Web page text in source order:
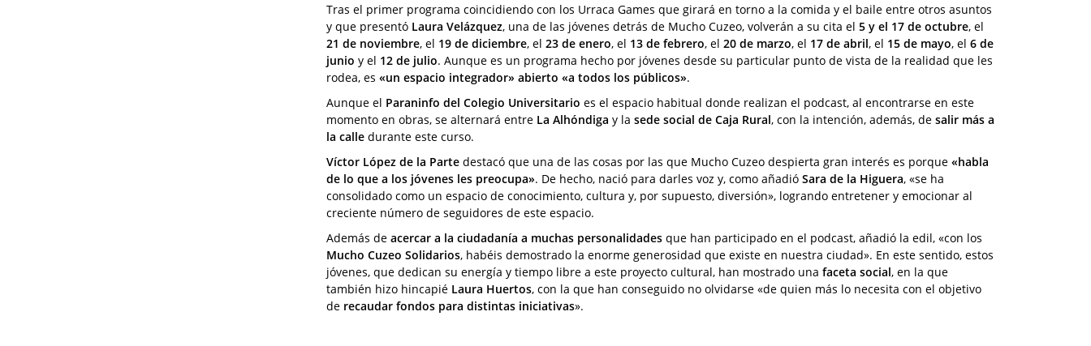
Tras el primer programa coincidiendo con los Urraca Games que girará en torno a la comida y el baile entre otros asuntos
y que presentó Laura Velázquez, una de las jóvenes detrás de Mucho Cuzeo, volverán a su cita el 5 y el 17 de octubre, el
21 de noviembre, el 19 de diciembre, el 23 de enero, el 13 de febrero, el 20 de marzo, el 17 de abril, el 15 de mayo, el 6 de
junio y el 12 de julio. Aunque es un programa hecho por jóvenes desde su particular punto de vista de la realidad que les
rodea, es «un espacio integrador» abierto «a todos los públicos».
Aunque el Paraninfo del Colegio Universitario es el espacio habitual donde realizan el podcast, al encontrarse en este
momento en obras, se alternará entre La Alhóndiga y la sede social de Caja Rural, con la intención, además, de salir más a
la calle durante este curso.
Víctor López de la Parte destacó que una de las cosas por las que Mucho Cuzeo despierta gran interés es porque «habla
de lo que a los jóvenes les preocupa». De hecho, nació para darles voz y, como añadió Sara de la Higuera, «se ha
consolidado como un espacio de conocimiento, cultura y, por supuesto, diversión», logrando entretener y emocionar al
creciente número de seguidores de este espacio.
Además de acercar a la ciudadanía a muchas personalidades que han participado en el podcast, añadió la edil, «con los
Mucho Cuzeo Solidarios, habéis demostrado la enorme generosidad que existe en nuestra ciudad». En este sentido, estos
jóvenes, que dedican su energía y tiempo libre a este proyecto cultural, han mostrado una faceta social, en la que
también hizo hincapié Laura Huertos, con la que han conseguido no olvidarse «de quien más lo necesita con el objetivo
de recaudar fondos para distintas iniciativas».